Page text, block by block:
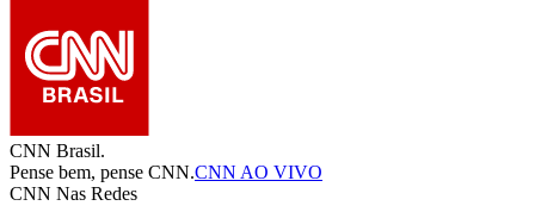
CNN Brasil.
Pense bem, pense CNN.CNN AO VIVO
CNN Nas Redes